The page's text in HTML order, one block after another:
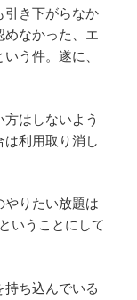
引き下がらなか
めなかった、エ
う件。遂に、
はしないよう
利用取り消し
やりたい放題は
いうことにして
ち込んでいる